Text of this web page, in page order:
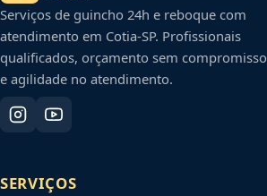
Serviços de guincho 24h e reboque com
atendimento em Cotia-SP. Profissionais
qualificados, orçamento sem compromisso
e agilidade no atendimento.
SERVIÇOS